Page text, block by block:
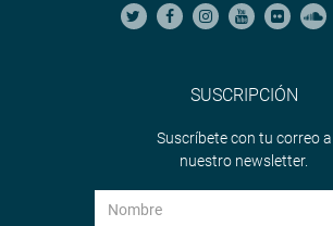
SUSCRIPCIÓN
Suscríbete con tu correo a
nuestro newsletter.